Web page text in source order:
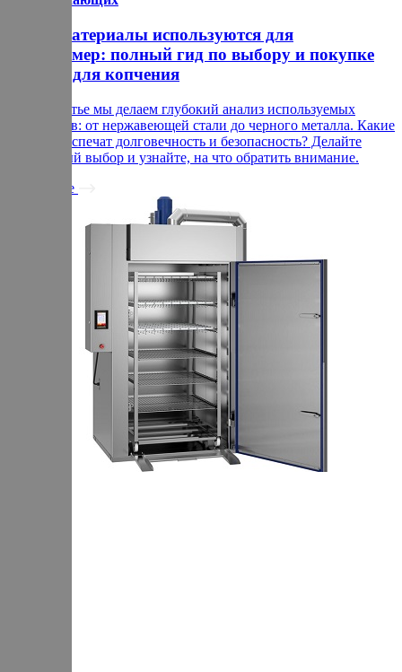
Какие материалы используются для
термокамер: полный гид по выбору и покупке
камеры для копчения
В этой статье мы делаем глубокий анализ используемых
материалов: от нержавеющей стали до черного металла. Какие
из них обеспечат долговечность и безопасность? Делайте
осознанный выбор и узнайте, на что обратить внимание.
Подробнее